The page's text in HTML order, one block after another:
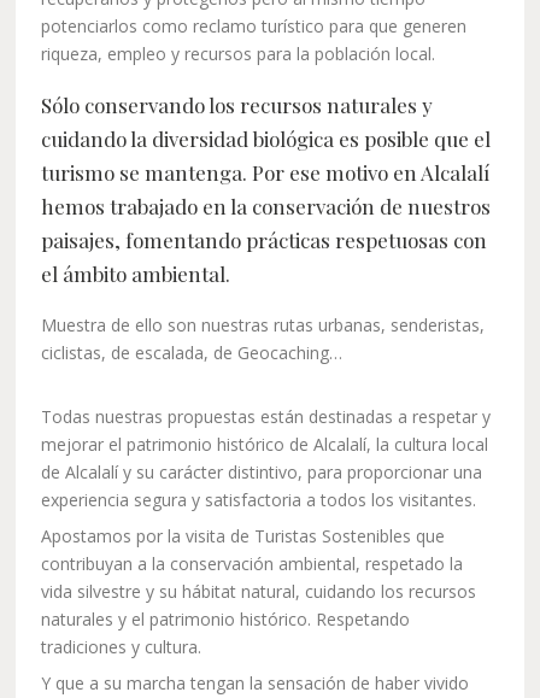
potenciarlos como reclamo turístico para que generen
riqueza, empleo y recursos para la población local.
Sólo conservando los recursos naturales y
cuidando la diversidad biológica es posible que el
turismo se mantenga. Por ese motivo en Alcalalí
hemos trabajado en la conservación de nuestros
paisajes, fomentando prácticas respetuosas con
el ámbito ambiental.
Muestra de ello son nuestras rutas urbanas, senderistas,
ciclistas, de escalada, de Geocaching…
Todas nuestras propuestas están destinadas a respetar y
mejorar el patrimonio histórico de Alcalalí, la cultura local
de Alcalalí y su carácter distintivo, para proporcionar una
experiencia segura y satisfactoria a todos los visitantes.
Apostamos por la visita de Turistas Sostenibles que
contribuyan a la conservación ambiental, respetado la
vida silvestre y su hábitat natural, cuidando los recursos
naturales y el patrimonio histórico. Respetando
tradiciones y cultura.
Y que a su marcha tengan la sensación de haber vivido